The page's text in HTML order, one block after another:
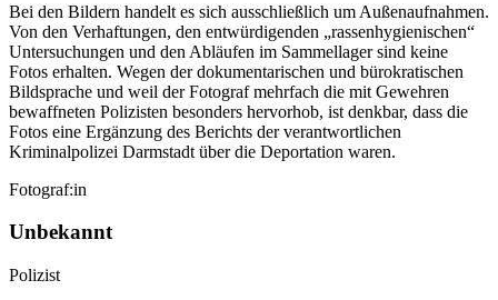
Bei den Bildern handelt es sich ausschließlich um Außenaufnahmen.
Von den Verhaftungen, den entwürdigenden „rassenhygienischen“
Untersuchungen und den Abläufen im Sammellager sind keine
Fotos erhalten. Wegen der dokumentarischen und bürokratischen
Bildsprache und weil der Fotograf mehrfach die mit Gewehren
bewaffneten Polizisten besonders hervorhob, ist denkbar, dass die
Fotos eine Ergänzung des Berichts der verantwortlichen
Kriminalpolizei Darmstadt über die Deportation waren.
Fotograf:in
Unbekannt
Polizist